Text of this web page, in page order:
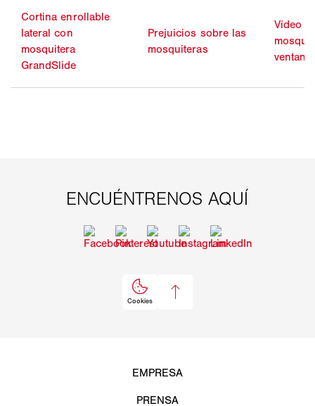
Cortina enrollable
lateral con
mosquitera
GrandSlide
Prejuicios sobre las
mosquiteras
Vídeo